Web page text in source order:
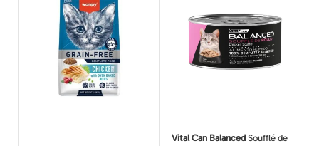
Vital Can Balanced Soufflé de